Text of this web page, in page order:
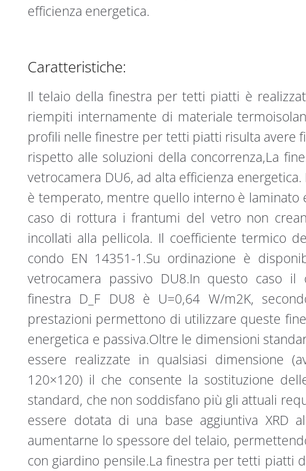
efficienza energetica.
Caratteristiche:
Il telaio della finestra per tetti piatti è
riempiti internamente di materiale
profili nelle finestre per tetti piatti risulta avere
rispetto alle soluzioni della concorrenza,La
vetrocamera DU6, ad alta efficienza
è temperato, mentre quello interno è laminato
caso di rottura i frantumi del vetro non
incollati alla pellicola. Il coefficiente termico
condo EN 14351-1.Su ordinazione è
vetrocamera passivo DU8.In questo caso il
finestra D_F DU8 è U=0,64 W/m2K,
prestazioni permettono di utilizzare queste
energetica e passiva.Oltre le dimensioni
essere realizzate in qualsiasi dimensione
120×120) il che consente la sostituzione
standard, che non soddisfano più gli attuali
essere dotata di una base aggiuntiva XRD
aumentarne lo spessore del telaio,
con giardino pensile.La finestra per tetti piatti